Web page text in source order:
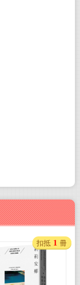
扣抵 1 冊